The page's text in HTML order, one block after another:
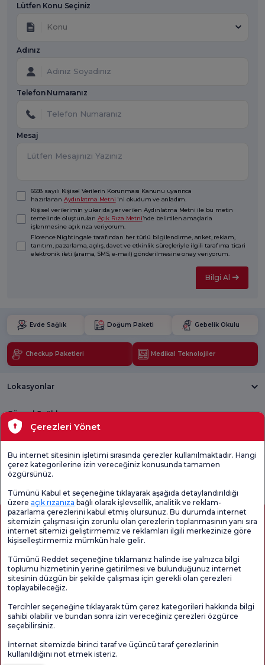
Lütfen Konu Seçiniz
Konu
Adınız
Telefon Numaranız
Mesaj
6698 sayılı Kişisel Verilerin Korunması Kanunu uyarınca
hazırlanan Aydınlatma Metni 'ni okudum ve anladım.
Kişisel verilerimin yukarıda yer verilen Aydınlatma Metni ile bu metin
temelinde oluşturulan Açık Rıza Metni’nde belirtilen amaçlarla
işlenmesine açık rıza veriyorum.
Florence Nightingale tarafından her türlü bilgilendirme, anket, reklam,
tanıtım, pazarlama, açılış, davet ve etkinlik süreçleriyle ilgili tarafıma ticari
elektronik ileti (arama, SMS, e-mail) gönderilmesine onay veriyorum.
Bilgi Al
Evde Sağlık Doğum Paketi Gebelik Okulu
Checkup Paketleri Medikal Teknolojiler
Lokasyonlar
Güncel Sağlık
Tıbbi Birimler
Genel
Memnuniyet
Sayfa içeriği sadece bilgilendirme amaçlıdır. Tanı ve tedavi için mutlaka
doktorunuza başvurunuz.
@2026 Grup Florence Nightingale Hastaneleri
Çerezleri Yönet
Bu internet sitesinin işletimi sırasında çerezler kullanılmaktadır. Hangi
çerez kategorilerine izin vereceğiniz konusunda tamamen
özgürsünüz.
Tümünü Kabul et seçeneğine tıklayarak aşağıda detaylandırıldığı
üzere açık rızanıza bağlı olarak işlevsellik, analitik ve reklam-
pazarlama çerezlerini kabul etmiş olursunuz. Bu durumda internet
sitemizin çalışması için zorunlu olan çerezlerin toplanmasının yanı sıra
internet sitemizi geliştirmemiz ve reklamları ilgili merkezinize göre
kişiselleştirmemiz mümkün hale gelir.
Tümünü Reddet seçeneğine tıklamanız halinde ise yalnızca bilgi
toplumu hizmetinin yerine getirilmesi ve bulunduğunuz internet
sitesinin düzgün bir şekilde çalışması için gerekli olan çerezleri
toplayabileceğiz.
Tercihler seçeneğine tıklayarak tüm çerez kategorileri hakkında bilgi
sahibi olabilir ve bundan sonra izin vereceğiniz çerezleri özgürce
seçebilirsiniz.
İnternet sitemizde birinci taraf ve üçüncü taraf çerezlerinin
kullanıldığını not etmek isteriz.